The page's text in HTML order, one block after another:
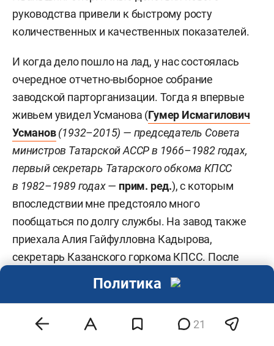
руководства привели к быстрому росту
количественных и качественных показателей.
И когда дело пошло на лад, у нас состоялась
очередное отчетно-выборное собрание
заводской парторганизации. Тогда я впервые
живьем увидел Усманова (Гумер Исмагилович
Усманов(1932–2015) — председатель Совета
министров Татарской АССР в 1966–1982 годах,
первый секретарь Татарского обкома КПСС
в 1982–1989 годах — прим. ред.), с которым
впоследствии мне предстояло много
пообщаться по долгу службы. На завод также
приехала Алия Гайфулловна Кадырова,
секретарь Казанского горкома КПСС. После
собрания Гумер Исмагилович подходит ко мне
и говорит: «Я вас к себе заберу — вначале
Кадырова тут же возразила: «Нет, на товарища
21
Политика